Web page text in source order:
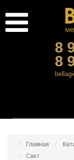
8
8
Главная
Свет